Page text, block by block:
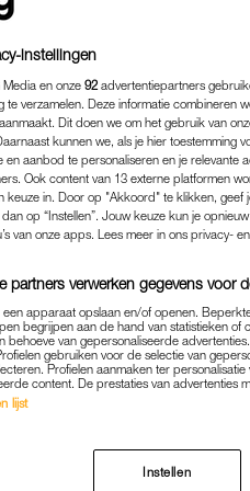
EN
BINNENLAND|
W. veroordeeld tot
instellingen
en onze 92 advertentiepartners
te verzamelen. Deze informatie combineren
Dit doen we om het gebruik van
kunnen we, als je hier toestemming
en aanbod te personaliseren en je relevante
Ook content van 13 externe platformen
keuze in. Door op "Akkoord" te klikken,
op “Instellen”. Jouw keuze kun je
van onze apps. Lees meer in ons privacy-
partners verwerken gegevens voor
apparaat opslaan en/of openen.
begrijpen aan de hand van statistieken of
behoeve van gepersonaliseerde
gebruiken voor de selectie van
Profielen aanmaken ter
content. De prestaties van advertenties
lijst
Instellen